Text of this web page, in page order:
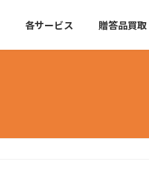
各サービス 贈答品買取